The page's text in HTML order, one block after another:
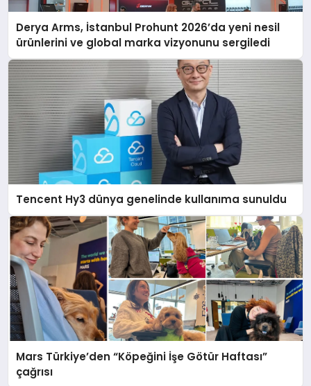
Derya Arms, İstanbul Prohunt 2026’da yeni nesil
ürünlerini ve global marka vizyonunu sergiledi
Tencent Hy3 dünya genelinde kullanıma sunuldu
Mars Türkiye’den “Köpeğini İşe Götür Haftası”
çağrısı